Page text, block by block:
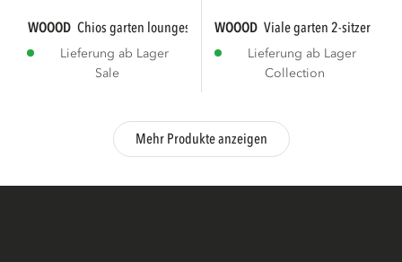
WOOOD chios garten loungeset organisch...
Lieferung ab Lager
Sale
WOOOD viale garten 2-sitzer
Lieferung ab Lager
Collection
Mehr Produkte anzeigen